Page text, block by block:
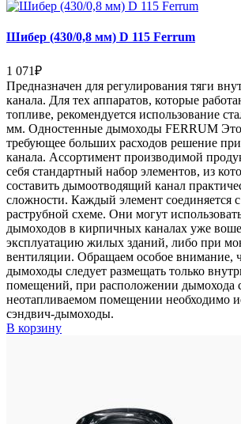
Шибер (430/0,8 мм) D 115 Ferrum
1 071₽
Предназначен для регулирования тяги
канала. Для тех аппаратов, которые
топливе, рекомендуется использование
мм. Одностенные дымоходы FERRUM Это
требующее больших расходов решение
канала. Ассортимент производимой
себя стандартный набор элементов, из
составить дымоотводящий канал
сложности. Каждый элемент соединяется
раструбной схеме. Они могут
дымоходов в кирпичных каналах уже
эксплуатацию жилых зданий, либо при
вентиляции. Обращаем особое внимание,
дымоходы следует размещать только
помещений, при расположении дымохода
неотапливаемом помещении необходимо
сэндвич-дымоходы.
В корзину